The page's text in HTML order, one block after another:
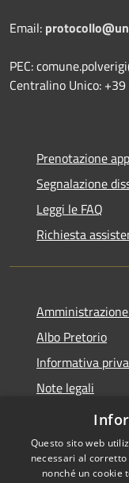
Email:
PEC:
Centralino Unico:
Prenotazione
Segnalazione
Leggi le FAQ
Richiesta
Albo Pretorio
Informativa
Note legali
Dichiarazione di
Questo sito web
necessari al
nonché un cookie